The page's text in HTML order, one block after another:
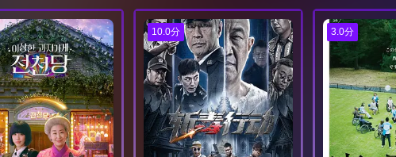
10.0分 3.0分